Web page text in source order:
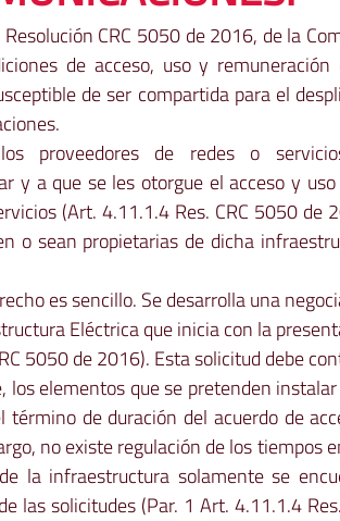
CRC 5050 de 2016, de la
de acceso, uso y
de ser compartida para el
proveedores de redes o
y a que se les otorgue el acceso y
(Art. 4.11.1.4 Res. CRC 5050 de
o sean propietarias de dicha
es sencillo. Se desarrolla una
Eléctrica que inicia con la
5050 de 2016). Esta solicitud debe
elementos que se pretenden
de duración del acuerdo de
no existe regulación de los tiempos
la infraestructura solamente se
las solicitudes (Par. 1 Art. 4.11.1.4